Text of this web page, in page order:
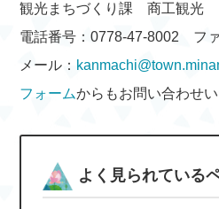
観光まちづくり課 商工観光
電話番号：0778-47-8002 フ
メール：
フォームからもお問い合わせい
よく見られている